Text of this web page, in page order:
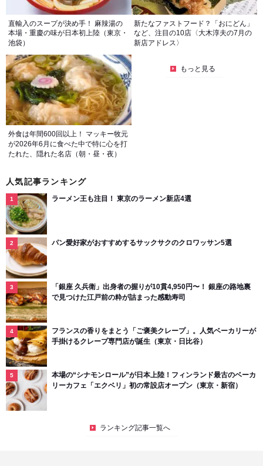
直輸入のスープが決め手！ 麻辣湯の
本場・重慶の味が日本初上陸（東京・
池袋）
新たなファストフード？「おにどん」
など、注目の10店〈大木淳夫の7月の
新店アドレス〉
外食は年間600回以上！ マッキー牧元
が2026年6月に食べた中で特に心を打
たれた、隠れた名店（朝・昼・夜）
もっと見る
人気記事ランキング
ラーメン王も注目！ 東京のラーメン新店4選
パン愛好家がおすすめするサックサクのクロワッサン5選
「銀座 久兵衛」出身者の握りが10貫4,950円〜！ 銀座の路地裏
で見つけた江戸前の粋が詰まった感動寿司
フランスの香りをまとう「ご褒美クレープ」。人気ベーカリーが
手掛けるクレープ専門店が誕生（東京・日比谷）
本場の“シナモンロール”が日本上陸！フィンランド最古のベーカ
リーカフェ「エクベリ」初の常設店オープン（東京・新宿）
ランキング記事一覧へ